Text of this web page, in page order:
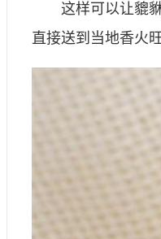
这样可以让貔
直接送到当地香火